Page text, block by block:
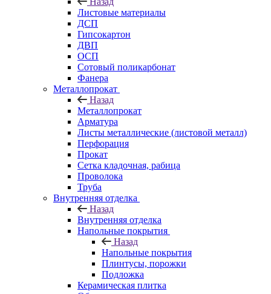
Листовые материалы
ДСП
Гипсокартон
ДВП
ОСП
Сотовый поликарбонат
Фанера
Металлопрокат
Назад
Металлопрокат
Арматура
Листы металлические (листовой металл)
Перфорация
Прокат
Сетка кладочная, рабица
Проволока
Труба
Внутренняя отделка
Назад
Внутренняя отделка
Напольные покрытия
Назад
Напольные покрытия
Плинтусы, порожки
Подложка
Керамическая плитка